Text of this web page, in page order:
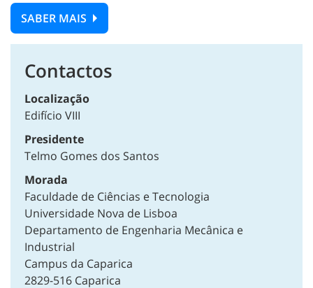
SABER MAIS
Contactos
Localização
Edifício VIII
Presidente
Telmo Gomes dos Santos
Morada
Faculdade de Ciências e Tecnologia
Universidade Nova de Lisboa
Departamento de Engenharia Mecânica e
Industrial
Campus da Caparica
2829-516 Caparica